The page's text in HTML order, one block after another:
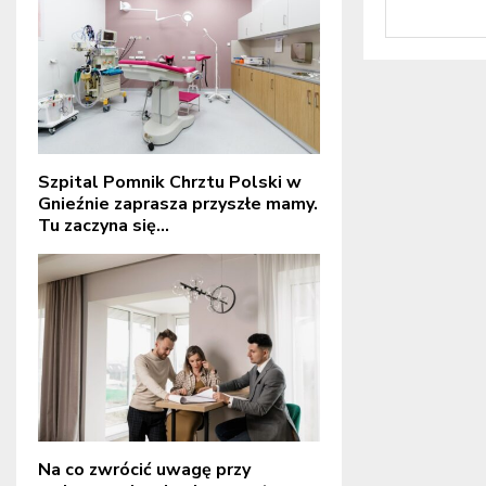
Szpital Pomnik Chrztu Polski w
Gnieźnie zaprasza przyszłe mamy.
Tu zaczyna się...
Na co zwrócić uwagę przy